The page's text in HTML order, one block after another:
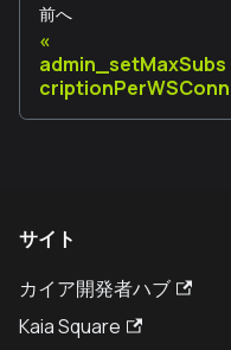
前へ
admin_setMaxSubs
criptionPerWSConn
サイト
カイア開発者ハブ
Kaia Square